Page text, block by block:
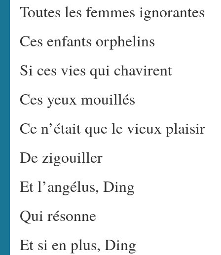
Toutes les femmes ignorantes
Ces enfants orphelins
Si ces vies qui chavirent
Ces yeux mouillés
Ce n’était que le vieux plaisir
De zigouiller
Et l’angélus, Ding
Qui résonne
Et si en plus, Ding